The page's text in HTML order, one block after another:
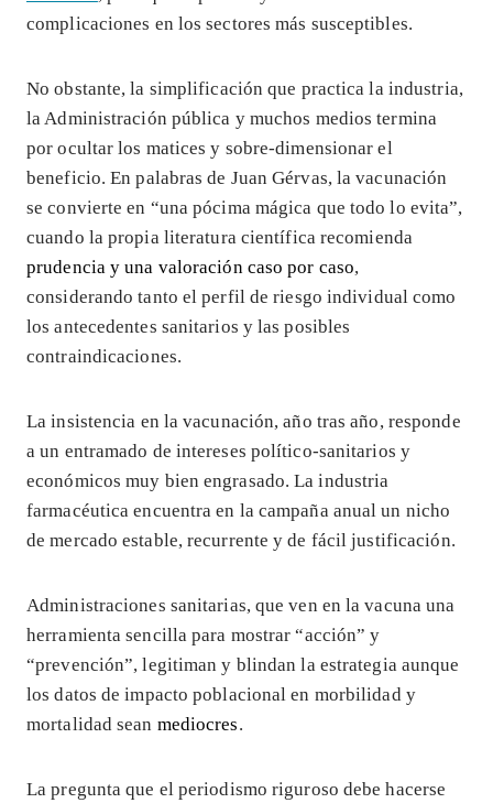
complicaciones en los sectores más susceptibles.
No obstante, la simplificación que practica la industria,
la Administración pública y muchos medios termina
por ocultar los matices y sobre-dimensionar el
beneficio. En palabras de Juan Gérvas, la vacunación
se convierte en “una pócima mágica que todo lo evita”,
cuando la propia literatura científica recomienda
prudencia y una valoración caso por caso,
considerando tanto el perfil de riesgo individual como
los antecedentes sanitarios y las posibles
contraindicaciones.
La insistencia en la vacunación, año tras año, responde
a un entramado de intereses político-sanitarios y
económicos muy bien engrasado. La industria
farmacéutica encuentra en la campaña anual un nicho
de mercado estable, recurrente y de fácil justificación.
Administraciones sanitarias, que ven en la vacuna una
herramienta sencilla para mostrar “acción” y
“prevención”, legitiman y blindan la estrategia aunque
los datos de impacto poblacional en morbilidad y
mortalidad sean mediocres.
La pregunta que el periodismo riguroso debe hacerse